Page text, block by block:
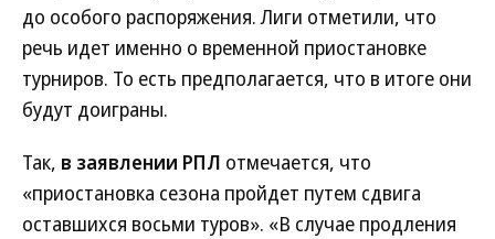
до особого распоряжения. Лиги отметили, что
речь идет именно о временной приостановке
турниров. То есть предполагается, что в итоге они
будут доиграны.
Так, в заявлении РПЛ отмечается, что
«приостановка сезона пройдет путем сдвига
оставшихся восьми туров». «В случае продления